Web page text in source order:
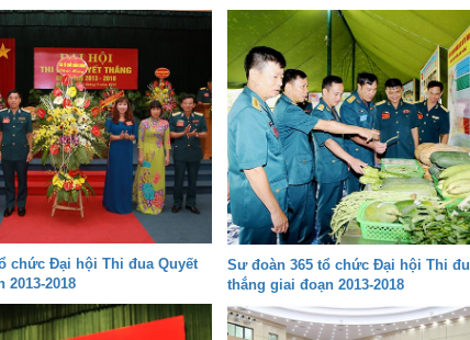
chức Đại hội Thi đua Quyết
2013-2018
Sư đoàn 365 tổ chức Đại hội Thi
thắng giai đoạn 2013-2018